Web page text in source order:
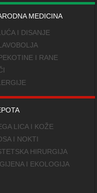
MEDICINA
I DISANJE
I RANE
LICA I KOŽE
I NOKTI
HIRURGIJA
I EKOLOGIJA